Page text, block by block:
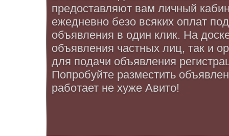
предоставляют вам личный
ежедневно безо всяких оплат
объявления в один клик. На
объявления частных лиц, так и
для подачи объявления
Попробуйте разместить
работает не хуже Авито!